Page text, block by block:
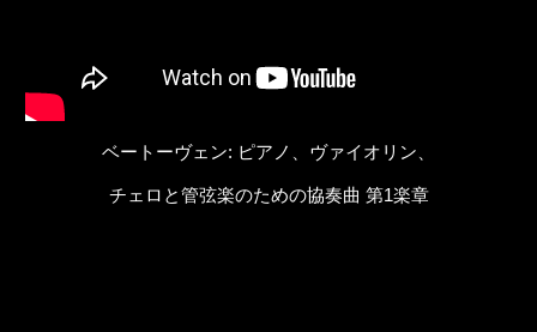
ベートーヴェン: ピアノ、ヴァイオリン、
チェロと管弦楽のための協奏曲 第1楽章